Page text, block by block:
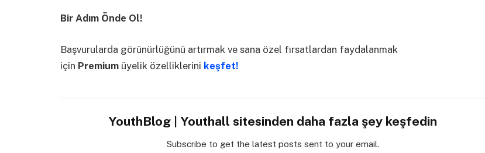
Bir Adım Önde Ol!
Başvurularda görünürlüğünü artırmak ve sana özel fırsatlardan faydalanmak
için Premium üyelik özelliklerini keşfet!
YouthBlog | Youthall sitesinden daha fazla şey keşfedin
Subscribe to get the latest posts sent to your email.